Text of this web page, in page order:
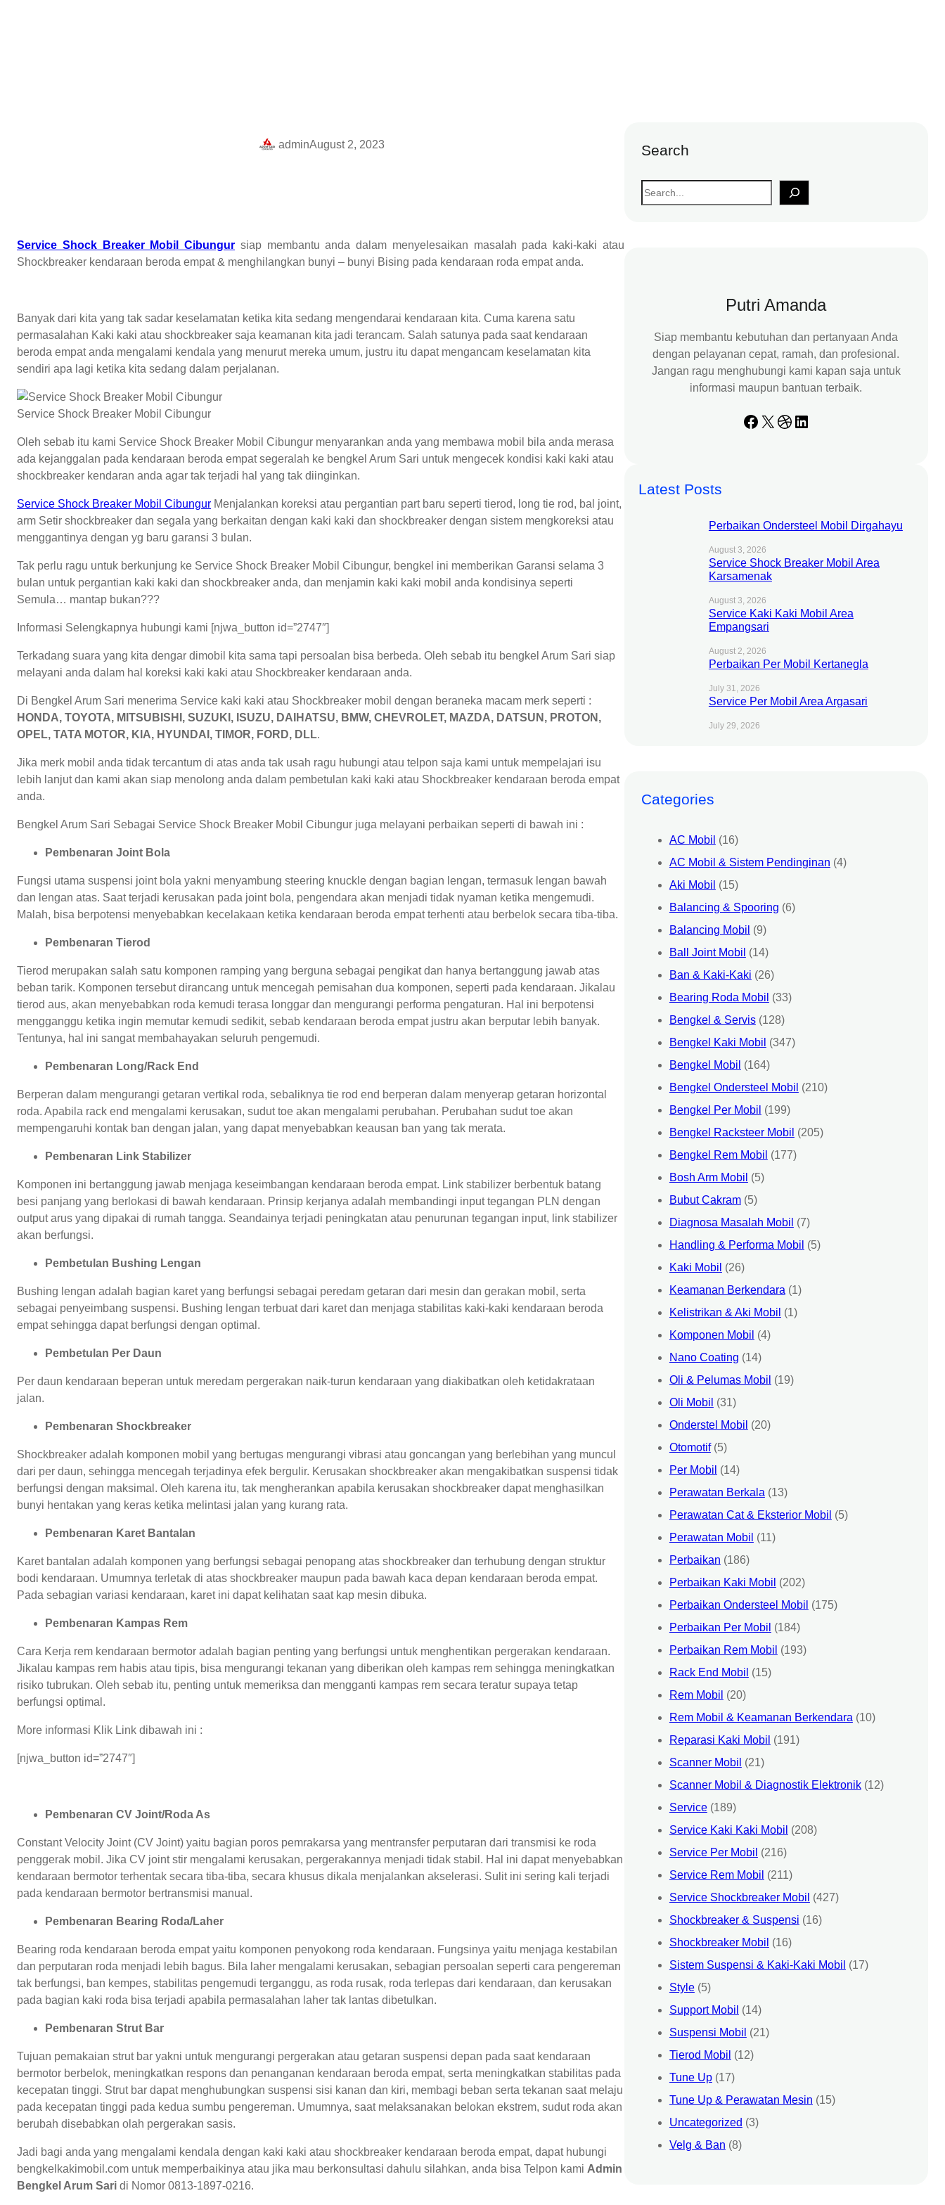
adminAugust 2, 2023
Service Shock Breaker Mobil Cibungur siap membantu anda dalam menyelesaikan masalah pada kaki-kaki atau
Shockbreaker kendaraan beroda empat & menghilangkan bunyi – bunyi Bising pada kendaraan roda empat anda.
Banyak dari kita yang tak sadar keselamatan ketika kita sedang mengendarai kendaraan kita. Cuma karena satu
permasalahan Kaki kaki atau shockbreaker saja keamanan kita jadi terancam. Salah satunya pada saat kendaraan
beroda empat anda mengalami kendala yang menurut mereka umum, justru itu dapat mengancam keselamatan kita
sendiri apa lagi ketika kita sedang dalam perjalanan.
Service Shock Breaker Mobil Cibungur
Oleh sebab itu kami Service Shock Breaker Mobil Cibungur menyarankan anda yang membawa mobil bila anda merasa
ada kejanggalan pada kendaraan beroda empat segeralah ke bengkel Arum Sari untuk mengecek kondisi kaki kaki atau
shockbreaker kendaran anda agar tak terjadi hal yang tak diinginkan.
Service Shock Breaker Mobil Cibungur Menjalankan koreksi atau pergantian part baru seperti tierod, long tie rod, bal joint,
arm Setir shockbreaker dan segala yang berkaitan dengan kaki kaki dan shockbreaker dengan sistem mengkoreksi atau
menggantinya dengan yg baru garansi 3 bulan.
Tak perlu ragu untuk berkunjung ke Service Shock Breaker Mobil Cibungur, bengkel ini memberikan Garansi selama 3
bulan untuk pergantian kaki kaki dan shockbreaker anda, dan menjamin kaki kaki mobil anda kondisinya seperti
Semula… mantap bukan???
Informasi Selengkapnya hubungi kami [njwa_button id=”2747″]
Terkadang suara yang kita dengar dimobil kita sama tapi persoalan bisa berbeda. Oleh sebab itu bengkel Arum Sari siap
melayani anda dalam hal koreksi kaki kaki atau Shockbreaker kendaraan anda.
Di Bengkel Arum Sari menerima Service kaki kaki atau Shockbreaker mobil dengan beraneka macam merk seperti :
HONDA, TOYOTA, MITSUBISHI, SUZUKI, ISUZU, DAIHATSU, BMW, CHEVROLET, MAZDA, DATSUN, PROTON,
OPEL, TATA MOTOR, KIA, HYUNDAI, TIMOR, FORD, DLL.
Jika merk mobil anda tidak tercantum di atas anda tak usah ragu hubungi atau telpon saja kami untuk mempelajari isu
lebih lanjut dan kami akan siap menolong anda dalam pembetulan kaki kaki atau Shockbreaker kendaraan beroda empat
anda.
Bengkel Arum Sari Sebagai Service Shock Breaker Mobil Cibungur juga melayani perbaikan seperti di bawah ini :
Pembenaran Joint Bola
Fungsi utama suspensi joint bola yakni menyambung steering knuckle dengan bagian lengan, termasuk lengan bawah
dan lengan atas. Saat terjadi kerusakan pada joint bola, pengendara akan menjadi tidak nyaman ketika mengemudi.
Malah, bisa berpotensi menyebabkan kecelakaan ketika kendaraan beroda empat terhenti atau berbelok secara tiba-tiba.
Pembenaran Tierod
Tierod merupakan salah satu komponen ramping yang berguna sebagai pengikat dan hanya bertanggung jawab atas
beban tarik. Komponen tersebut dirancang untuk mencegah pemisahan dua komponen, seperti pada kendaraan. Jikalau
tierod aus, akan menyebabkan roda kemudi terasa longgar dan mengurangi performa pengaturan. Hal ini berpotensi
mengganggu ketika ingin memutar kemudi sedikit, sebab kendaraan beroda empat justru akan berputar lebih banyak.
Tentunya, hal ini sangat membahayakan seluruh pengemudi.
Pembenaran Long/Rack End
Berperan dalam mengurangi getaran vertikal roda, sebaliknya tie rod end berperan dalam menyerap getaran horizontal
roda. Apabila rack end mengalami kerusakan, sudut toe akan mengalami perubahan. Perubahan sudut toe akan
mempengaruhi kontak ban dengan jalan, yang dapat menyebabkan keausan ban yang tak merata.
Pembenaran Link Stabilizer
Komponen ini bertanggung jawab menjaga keseimbangan kendaraan beroda empat. Link stabilizer berbentuk batang
besi panjang yang berlokasi di bawah kendaraan. Prinsip kerjanya adalah membandingi input tegangan PLN dengan
output arus yang dipakai di rumah tangga. Seandainya terjadi peningkatan atau penurunan tegangan input, link stabilizer
akan berfungsi.
Pembetulan Bushing Lengan
Bushing lengan adalah bagian karet yang berfungsi sebagai peredam getaran dari mesin dan gerakan mobil, serta
sebagai penyeimbang suspensi. Bushing lengan terbuat dari karet dan menjaga stabilitas kaki-kaki kendaraan beroda
empat sehingga dapat berfungsi dengan optimal.
Pembetulan Per Daun
Per daun kendaraan beperan untuk meredam pergerakan naik-turun kendaraan yang diakibatkan oleh ketidakrataan
jalan.
Pembenaran Shockbreaker
Shockbreaker adalah komponen mobil yang bertugas mengurangi vibrasi atau goncangan yang berlebihan yang muncul
dari per daun, sehingga mencegah terjadinya efek bergulir. Kerusakan shockbreaker akan mengakibatkan suspensi tidak
berfungsi dengan maksimal. Oleh karena itu, tak mengherankan apabila kerusakan shockbreaker dapat menghasilkan
bunyi hentakan yang keras ketika melintasi jalan yang kurang rata.
Pembenaran Karet Bantalan
Karet bantalan adalah komponen yang berfungsi sebagai penopang atas shockbreaker dan terhubung dengan struktur
bodi kendaraan. Umumnya terletak di atas shockbreaker maupun pada bawah kaca depan kendaraan beroda empat.
Pada sebagian variasi kendaraan, karet ini dapat kelihatan saat kap mesin dibuka.
Pembenaran Kampas Rem
Cara Kerja rem kendaraan bermotor adalah bagian penting yang berfungsi untuk menghentikan pergerakan kendaraan.
Jikalau kampas rem habis atau tipis, bisa mengurangi tekanan yang diberikan oleh kampas rem sehingga meningkatkan
risiko tubrukan. Oleh sebab itu, penting untuk memeriksa dan mengganti kampas rem secara teratur supaya tetap
berfungsi optimal.
More informasi Klik Link dibawah ini :
[njwa_button id=”2747″]
Pembenaran CV Joint/Roda As
Constant Velocity Joint (CV Joint) yaitu bagian poros pemrakarsa yang mentransfer perputaran dari transmisi ke roda
penggerak mobil. Jika CV joint stir mengalami kerusakan, pergerakannya menjadi tidak stabil. Hal ini dapat menyebabkan
kendaraan bermotor terhentak secara tiba-tiba, secara khusus dikala menjalankan akselerasi. Sulit ini sering kali terjadi
pada kendaraan bermotor bertransmisi manual.
Pembenaran Bearing Roda/Laher
Bearing roda kendaraan beroda empat yaitu komponen penyokong roda kendaraan. Fungsinya yaitu menjaga kestabilan
dan perputaran roda menjadi lebih bagus. Bila laher mengalami kerusakan, sebagian persoalan seperti cara pengereman
tak berfungsi, ban kempes, stabilitas pengemudi terganggu, as roda rusak, roda terlepas dari kendaraan, dan kerusakan
pada bagian kaki roda bisa terjadi apabila permasalahan laher tak lantas dibetulkan.
Pembenaran Strut Bar
Tujuan pemakaian strut bar yakni untuk mengurangi pergerakan atau getaran suspensi depan pada saat kendaraan
bermotor berbelok, meningkatkan respons dan penanganan kendaraan beroda empat, serta meningkatkan stabilitas pada
kecepatan tinggi. Strut bar dapat menghubungkan suspensi sisi kanan dan kiri, membagi beban serta tekanan saat melaju
pada kecepatan tinggi pada kedua sumbu pengereman. Umumnya, saat melaksanakan belokan ekstrem, sudut roda akan
berubah disebabkan olah pergerakan sasis.
Jadi bagi anda yang mengalami kendala dengan kaki kaki atau shockbreaker kendaraan beroda empat, dapat hubungi
bengkelkakimobil.com untuk memperbaikinya atau jika mau berkonsultasi dahulu silahkan, anda bisa Telpon kami Admin
Bengkel Arum Sari di Nomor 0813-1897-0216.
Search
S
e
Putri Amanda
Siap membantu kebutuhan dan pertanyaan Anda
dengan pelayanan cepat, ramah, dan profesional.
Jangan ragu menghubungi kami kapan saja untuk
informasi maupun bantuan terbaik.
Facebook X Dribbble LinkedIn
Latest Posts
Perbaikan Ondersteel Mobil Dirgahayu
August 3, 2026
Service Shock Breaker Mobil Area
Karsamenak
August 3, 2026
Service Kaki Kaki Mobil Area
Empangsari
August 2, 2026
Perbaikan Per Mobil Kertanegla
July 31, 2026
Service Per Mobil Area Argasari
July 29, 2026
Categories
AC Mobil (16)
AC Mobil & Sistem Pendinginan (4)
Aki Mobil (15)
Balancing & Spooring (6)
Balancing Mobil (9)
Ball Joint Mobil (14)
Ban & Kaki-Kaki (26)
Bearing Roda Mobil (33)
Bengkel & Servis(128)
Bengkel Kaki Mobil (347)
Bengkel Mobil (164)
Bengkel Ondersteel Mobil (210)
Bengkel Per Mobil (199)
Bengkel Racksteer Mobil (205)
Bengkel Rem Mobil (177)
Bosh Arm Mobil (5)
Bubut Cakram(5)
Diagnosa Masalah Mobil (7)
Handling & Performa Mobil (5)
Kaki Mobil (26)
Keamanan Berkendara (1)
Kelistrikan & Aki Mobil (1)
Komponen Mobil (4)
Nano Coating (14)
Oli & Pelumas Mobil (19)
Oli Mobil (31)
Onderstel Mobil (20)
Otomotif(5)
Per Mobil (14)
Perawatan Berkala (13)
Perawatan Cat & Eksterior Mobil (5)
Perawatan Mobil (11)
Perbaikan (186)
Perbaikan Kaki Mobil (202)
Perbaikan Ondersteel Mobil (175)
Perbaikan Per Mobil (184)
Perbaikan Rem Mobil (193)
Rack End Mobil (15)
Rem Mobil (20)
Rem Mobil & Keamanan Berkendara (10)
Reparasi Kaki Mobil (191)
Scanner Mobil (21)
Scanner Mobil & Diagnostik Elektronik(12)
Service(189)
Service Kaki Kaki Mobil (208)
Service Per Mobil (216)
Service Rem Mobil (211)
Service Shockbreaker Mobil (427)
Shockbreaker & Suspensi (16)
Shockbreaker Mobil (16)
Sistem Suspensi & Kaki-Kaki Mobil (17)
Style(5)
Support Mobil (14)
Suspensi Mobil (21)
Tierod Mobil (12)
Tune Up(17)
Tune Up & Perawatan Mesin (15)
Uncategorized (3)
Velg & Ban (8)